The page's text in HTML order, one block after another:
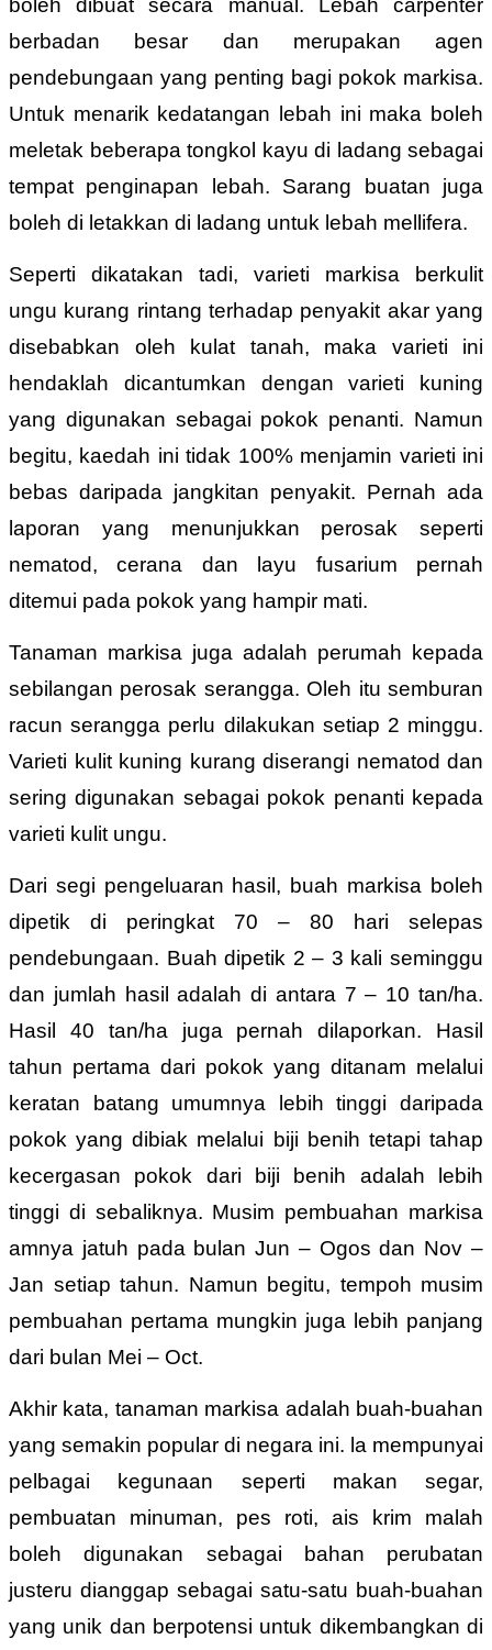
boleh dibuat secara manual. Lebah carpenter
berbadan besar dan merupakan agen
pendebungaan yang penting bagi pokok markisa.
Untuk menarik kedatangan lebah ini maka boleh
meletak beberapa tongkol kayu di ladang sebagai
tempat penginapan lebah. Sarang buatan juga
boleh di letakkan di ladang untuk lebah mellifera.
Seperti dikatakan tadi, varieti markisa berkulit
ungu kurang rintang terhadap penyakit akar yang
disebabkan oleh kulat tanah, maka varieti ini
hendaklah dicantumkan dengan varieti kuning
yang digunakan sebagai pokok penanti. Namun
begitu, kaedah ini tidak 100% menjamin varieti ini
bebas daripada jangkitan penyakit. Pernah ada
laporan yang menunjukkan perosak seperti
nematod, cerana dan layu fusarium pernah
ditemui pada pokok yang hampir mati.
Tanaman markisa juga adalah perumah kepada
sebilangan perosak serangga. Oleh itu semburan
racun serangga perlu dilakukan setiap 2 minggu.
Varieti kulit kuning kurang diserangi nematod dan
sering digunakan sebagai pokok penanti kepada
varieti kulit ungu.
Dari segi pengeluaran hasil, buah markisa boleh
dipetik di peringkat 70 – 80 hari selepas
pendebungaan. Buah dipetik 2 – 3 kali seminggu
dan jumlah hasil adalah di antara 7 – 10 tan/ha.
Hasil 40 tan/ha juga pernah dilaporkan. Hasil
tahun pertama dari pokok yang ditanam melalui
keratan batang umumnya lebih tinggi daripada
pokok yang dibiak melalui biji benih tetapi tahap
kecergasan pokok dari biji benih adalah lebih
tinggi di sebaliknya. Musim pembuahan markisa
amnya jatuh pada bulan Jun – Ogos dan Nov –
Jan setiap tahun. Namun begitu, tempoh musim
pembuahan pertama mungkin juga lebih panjang
dari bulan Mei – Oct.
Akhir kata, tanaman markisa adalah buah-buahan
yang semakin popular di negara ini. la mempunyai
pelbagai kegunaan seperti makan segar,
pembuatan minuman, pes roti, ais krim malah
boleh digunakan sebagai bahan perubatan
justeru dianggap sebagai satu-satu buah-buahan
yang unik dan berpotensi untuk dikembangkan di